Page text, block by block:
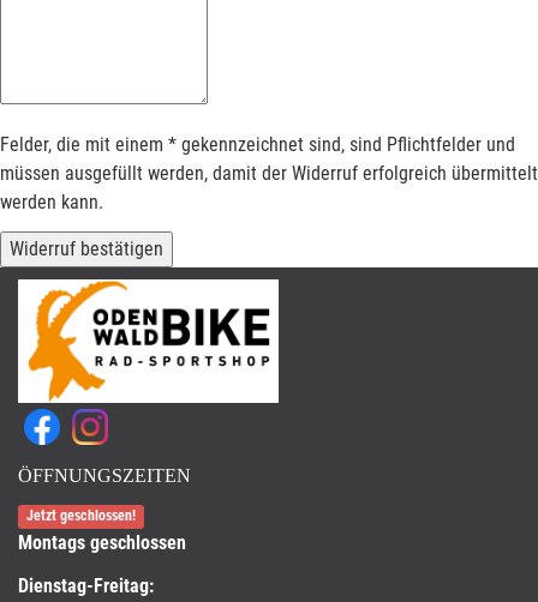
Felder, die mit einem * gekennzeichnet sind, sind Pflichtfelder und
müssen ausgefüllt werden, damit der Widerruf erfolgreich übermittelt
werden kann.
Widerruf bestätigen
ÖFFNUNGSZEITEN
Jetzt geschlossen!
Montags geschlossen
Dienstag-Freitag: